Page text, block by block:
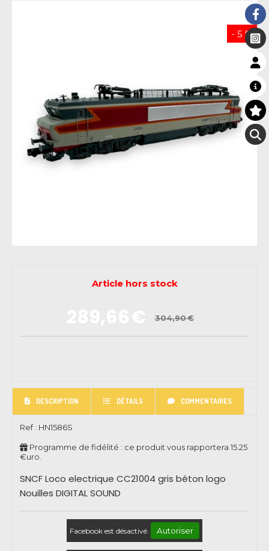
- 5 %
304,90€
Article hors stock
DESCRIPTION DÉTAILS COMMENTAIRES
Ref : HN1586S
Programme de fidélité : ce produit vous rapportera 15.25
€uro.
SNCF Loco electrique CC21004 gris béton logo
Nouilles DIGITAL SOUND
Facebook est désactivé. Autoriser